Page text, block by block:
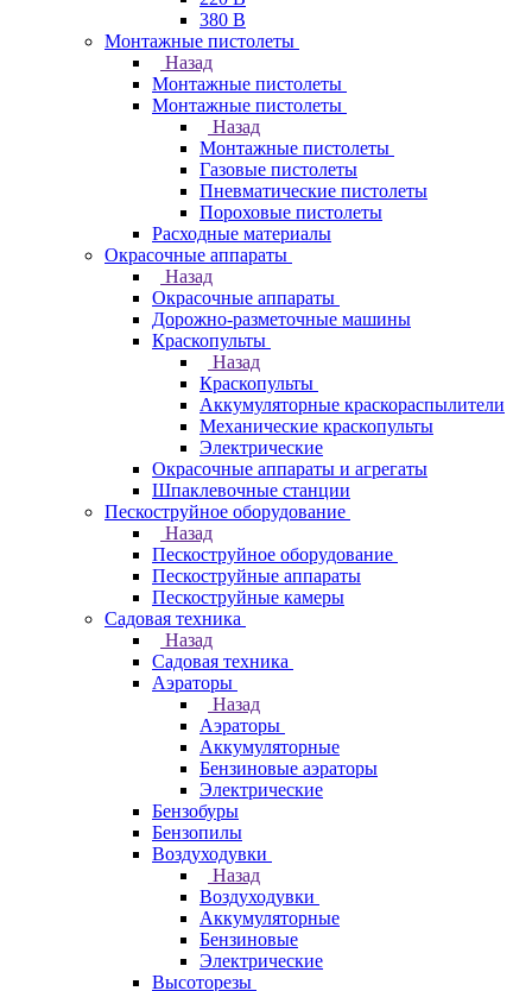
380 В
Монтажные пистолеты
Назад
Монтажные пистолеты
Монтажные пистолеты
Назад
Монтажные пистолеты
Газовые пистолеты
Пневматические пистолеты
Пороховые пистолеты
Расходные материалы
Окрасочные аппараты
Назад
Окрасочные аппараты
Дорожно-разметочные машины
Краскопульты
Назад
Краскопульты
Аккумуляторные краскораспылители
Механические краскопульты
Электрические
Окрасочные аппараты и агрегаты
Шпаклевочные станции
Пескоструйное оборудование
Назад
Пескоструйное оборудование
Пескоструйные аппараты
Пескоструйные камеры
Садовая техника
Назад
Садовая техника
Аэраторы
Назад
Аэраторы
Аккумуляторные
Бензиновые аэраторы
Электрические
Бензобуры
Бензопилы
Воздуходувки
Назад
Воздуходувки
Аккумуляторные
Бензиновые
Электрические
Высоторезы